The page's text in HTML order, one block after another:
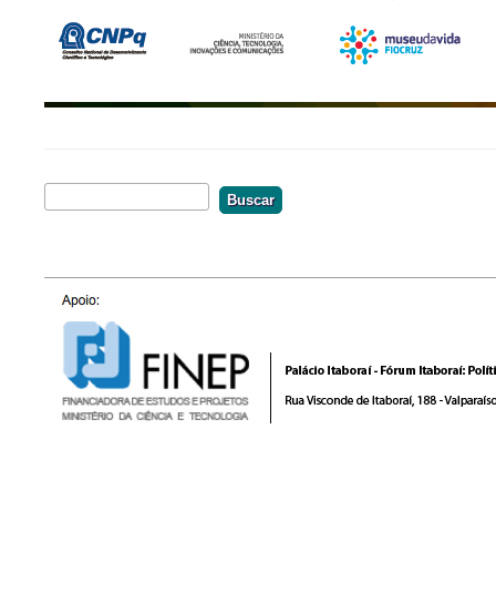
Formulário De Busca
Buscar